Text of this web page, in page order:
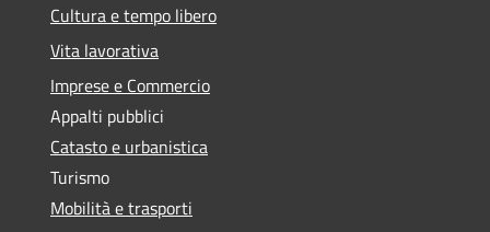
Cultura e tempo libero
Vita lavorativa
Imprese e Commercio
Appalti pubblici
Catasto e urbanistica
Turismo
Mobilità e trasporti